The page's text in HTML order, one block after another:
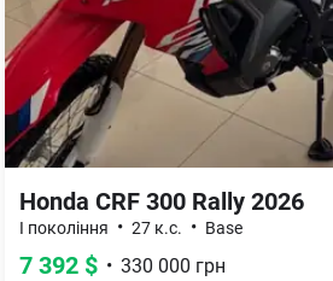
Honda CRF 300 Rally 2026
I покоління • 27 к.с. • Base
7 392 $ • 330 000 грн